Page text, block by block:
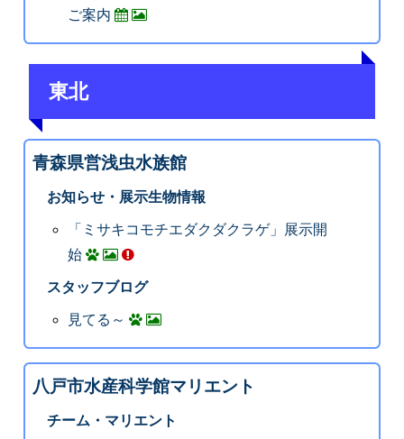
ご案内
東北
青森県営浅虫水族館
お知らせ・展示生物情報
「ミサキコモチエダクダクラゲ」展示開
始
スタッフブログ
見てる～
八戸市水産科学館マリエント
チーム・マリエント